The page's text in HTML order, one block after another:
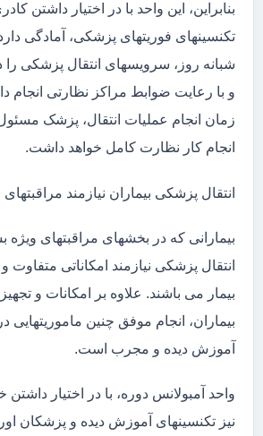
بنابراین، این واحد با در اختیار داشتن
تکنسینهای فوریتهای پزشکی، آمادگی
شبانه روز، سرویسهای انتقال پزشکی را
و با رعایت ضوابط مراکز نظارتی انجام
زمان انجام عملیات انتقال، پزشک
انجام کار نظارت کامل خواهد داشت.
انتقال پزشکی بیماران نیازمند مراقبتهای
بیمارانی که در بخشهای مراقبتهای
انتقال پزشکی نیازمند امکاناتی
بیمار می باشند. علاوه بر امکانات و
بیماران، انجام موفق چنین
آموزش دیده و مجرب است.
واحد آمبولانس دوره، با در اختیار
نیز تکنسینهای آموزش دیده و پزشکان